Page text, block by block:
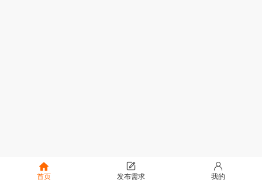
首页 发布需求 我的